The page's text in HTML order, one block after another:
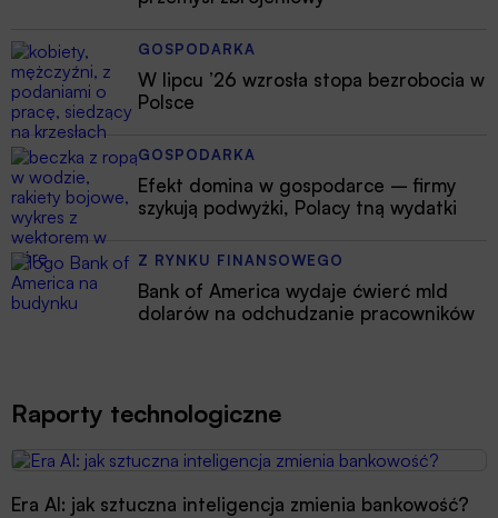
GOSPODARKA
W lipcu ’26 wzrosła stopa bezrobocia w
Polsce
GOSPODARKA
Efekt domina w gospodarce – firmy
szykują podwyżki, Polacy tną wydatki
Z RYNKU FINANSOWEGO
Bank of America wydaje ćwierć mld
dolarów na odchudzanie pracowników
Raporty technologiczne
Era AI: jak sztuczna inteligencja zmienia bankowość?